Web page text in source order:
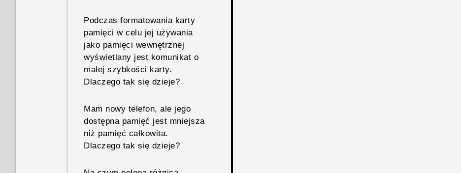
Podczas formatowania karty
pamięci w celu jej używania
jako pamięci wewnętrznej
wyświetlany jest komunikat o
małej szybkości karty.
Dlaczego tak się dzieje?
Mam nowy telefon, ale jego
dostępna pamięć jest mniejsza
niż pamięć całkowita.
Dlaczego tak się dzieje?